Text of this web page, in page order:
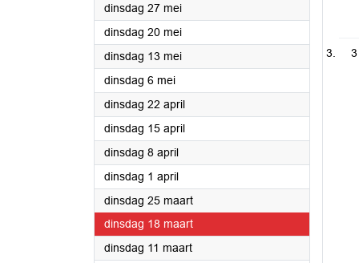
dinsdag 27 mei2025
dinsdag 20 mei2025
dinsdag 13 mei2025
dinsdag 6 mei2025
dinsdag 22 april2025
dinsdag 15 april2025
dinsdag 8 april2025
dinsdag 1 april2025
dinsdag 25 maart2025
dinsdag 18 maart2025
dinsdag 11 maart2025
3